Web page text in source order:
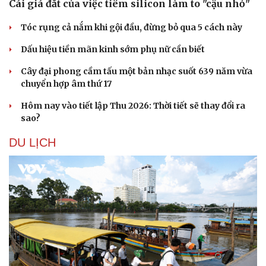
Sức khỏe
Dinh dưỡng - món ngon
Đời sống
Nhà đẹp
Cái giá đắt của việc tiêm silicon làm to "cậu nhỏ"
Tóc rụng cả nắm khi gội đầu, đừng bỏ qua 5 cách này
Dấu hiệu tiền mãn kinh sớm phụ nữ cần biết
Cây đại phong cầm tấu một bản nhạc suốt 639 năm vừa
chuyển hợp âm thứ 17
Hôm nay vào tiết lập Thu 2026: Thời tiết sẽ thay đổi ra
sao?
DU LỊCH